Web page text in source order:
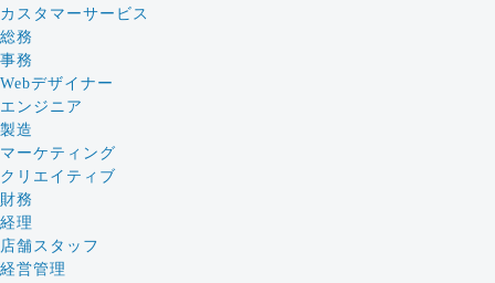
カスタマーサービス
総務
事務
Webデザイナー
エンジニア
製造
マーケティング
クリエイティブ
財務
経理
店舗スタッフ
経営管理